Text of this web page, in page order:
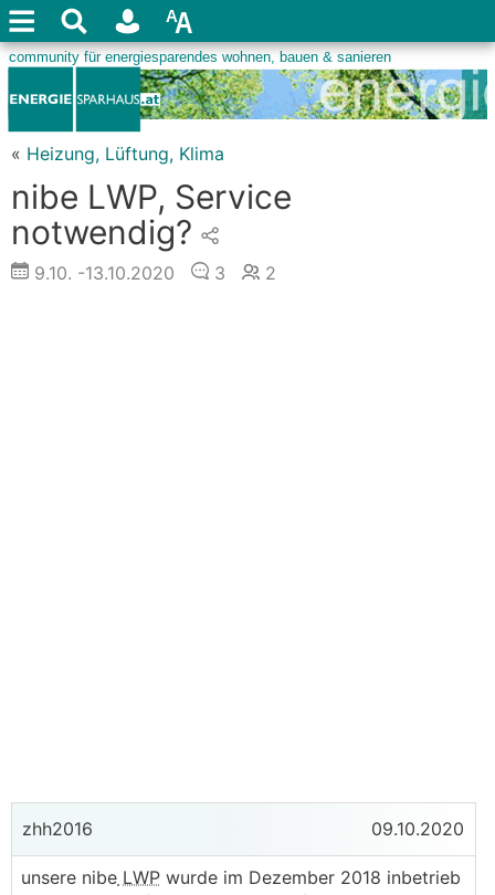
« Heizung, Lüftung, Klima
nibe LWP, Service
notwendig?
9.10. -13.10.2020 3 2
zhh2016 09.10.2020
unsere nibe LWP wurde im Dezember 2018 inbetrieb